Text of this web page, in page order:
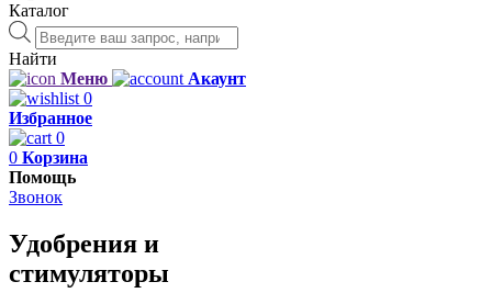
Каталог
Поиск
товаров
Найти
Меню
Акаунт
0
Избранное
0
0 Корзина
Помощь
Звонок
Удобрения и
стимуляторы